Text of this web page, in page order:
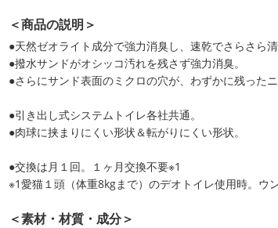
＜商品の説明＞
●天然ゼオライト成分で強力消臭し、速乾でさらさら清
●撥水サンドがオシッコ汚れを残さず強力消臭。
●さらにサンド表面のミクロの穴が、わずかに残った
●引き出し式システムトイレ各社共通。
●肉球に挟まりにくい形状＆転がりにくい形状。
●交換は月１回。１ヶ月交換不要※1
※1愛猫１頭（体重8kgまで）のデオトイレ使用時。ウ
＜素材・材質・成分＞